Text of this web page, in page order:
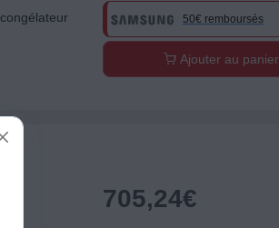
50€ remboursés
Ajouter au panier
705,24€